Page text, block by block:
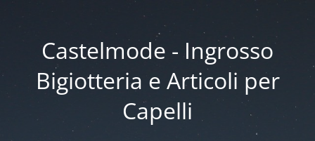
Castelmode - Ingrosso
Bigiotteria e Articoli per
Capelli